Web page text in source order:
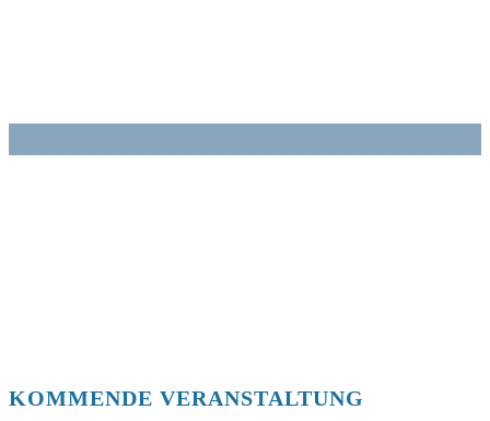
KOMMENDE VERANSTALTUNG